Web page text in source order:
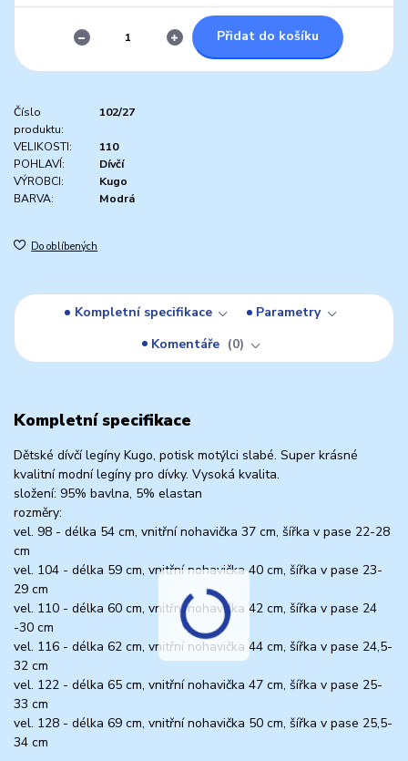
Přidat do košíku
Číslo
produktu:
102/27
VELIKOSTI:
110
POHLAVÍ:
Dívčí
VÝROBCI:
Kugo
BARVA:
Modrá
Do oblíbených
Kompletní specifikace
Parametry
Komentáře
0
Kompletní specifikace
Dětské dívčí legíny Kugo, potisk motýlci slabé. Super krásné
kvalitní modní legíny pro dívky. Vysoká kvalita.
složení: 95% bavlna, 5% elastan
rozměry:
vel. 98 - délka 54 cm, vnitřní nohavička 37 cm, šířka v pase 22-28
cm
vel. 104 - délka 59 cm, vnitřní nohavička 40 cm, šířka v pase 23-
29 cm
vel. 110 - délka 60 cm, vnitřní nohavička 42 cm, šířka v pase 24
-30 cm
vel. 116 - délka 62 cm, vnitřní nohavička 44 cm, šířka v pase 24,5-
32 cm
vel. 122 - délka 65 cm, vnitřní nohavička 47 cm, šířka v pase 25-
33 cm
vel. 128 - délka 69 cm, vnitřní nohavička 50 cm, šířka v pase 25,5-
34 cm